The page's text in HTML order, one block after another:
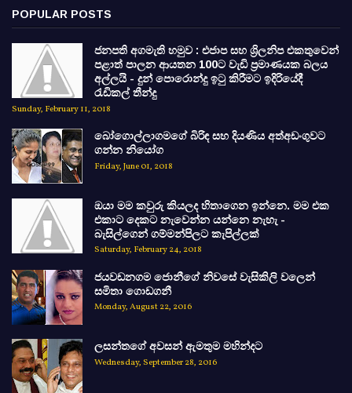
POPULAR POSTS
ජනපති අගමැති හමුව : එජාප සහ ශ්‍රිලනිප එකතුවෙන්
පළාත් පාලන ආයතන 100ට වැඩි ප්‍රමාණයක බලය
අල්ලයි - දුන් පොරොන්දු ඉටු කිරීමට ඉදිරියේදී
රැඩිකල් තීන්දු
Sunday, February 11, 2018
බෝගොල්ලාගමගේ බිරිඳ සහ දියණිය අත්අඩංගුවට
ගන්න නියෝග
Friday, June 01, 2018
ඔයා මම කවුරු කියලද හිතාගෙන ඉන්නෙ. මම එක
එකාට දෙකට නැවෙන්න යන්නෙ නැහැ -
බැසිල්ගෙන් ගම්මන්පිලට කැපිල්ලක්
Saturday, February 24, 2018
ජයවඩනගම ජොනීගේ නිවසේ වැසිකිලි වලෙන්
සමිතා ගොඩගනී
Monday, August 22, 2016
ලසන්තගේ අවසන් ඇමතුම මහින්දට
Wednesday, September 28, 2016